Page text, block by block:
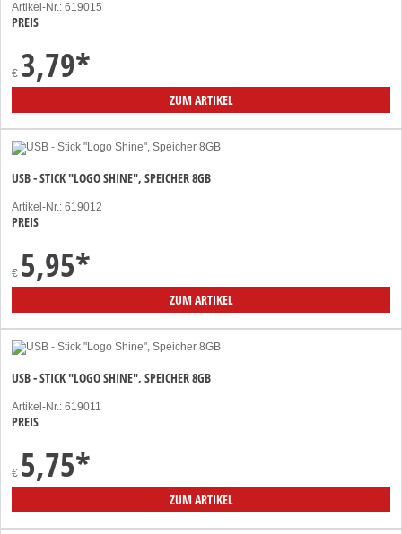
Artikel-Nr.: 619015
PREIS
€ 3,79*
ZUM ARTIKEL
USB - STICK "LOGO SHINE", SPEICHER 8GB
Artikel-Nr.: 619012
PREIS
€ 5,95*
ZUM ARTIKEL
USB - STICK "LOGO SHINE", SPEICHER 8GB
Artikel-Nr.: 619011
PREIS
€ 5,75*
ZUM ARTIKEL